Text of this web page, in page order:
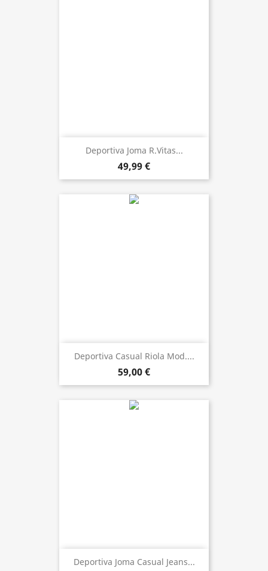
Deportiva Joma R.Vitas...
49,99 €
Deportiva Casual Riola Mod....
59,00 €
Deportiva Joma Casual Jeans...